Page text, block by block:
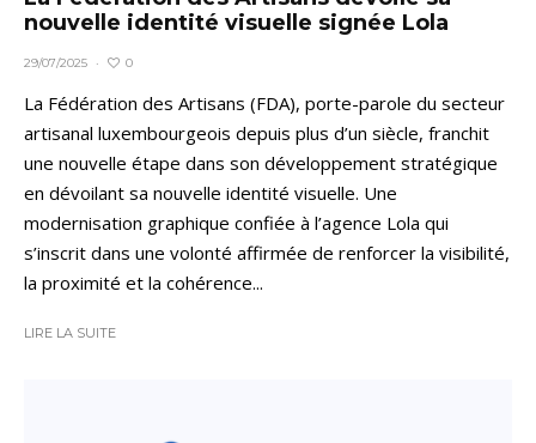
nouvelle identité visuelle signée Lola
29/07/2025 · 0
La Fédération des Artisans (FDA), porte-parole du secteur
artisanal luxembourgeois depuis plus d’un siècle, franchit
une nouvelle étape dans son développement stratégique
en dévoilant sa nouvelle identité visuelle. Une
modernisation graphique confiée à l’agence Lola qui
s’inscrit dans une volonté affirmée de renforcer la visibilité,
la proximité et la cohérence...
LIRE LA SUITE